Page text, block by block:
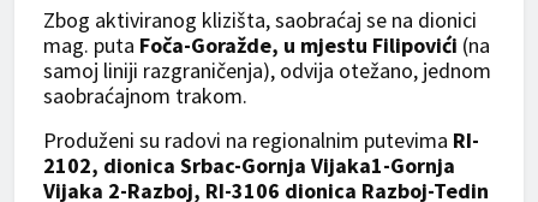
Zbog aktiviranog klizišta, saobraćaj se na dionici
mag. puta Foča-Goražde, u mjestu Filipovići (na
samoj liniji razgraničenja), odvija otežano, jednom
saobraćajnom trakom.
Produženi su radovi na regionalnim putevima RI-
2102, dionica Srbac-Gornja Vijaka1-Gornja
Vijaka 2-Razboj, RI-3106 dionica Razboj-Tedin